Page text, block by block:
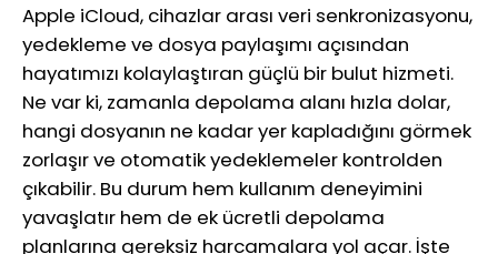
Apple iCloud, cihazlar arası veri senkronizasyonu,
yedekleme ve dosya paylaşımı açısından
hayatımızı kolaylaştıran güçlü bir bulut hizmeti.
Ne var ki, zamanla depolama alanı hızla dolar,
hangi dosyanın ne kadar yer kapladığını görmek
zorlaşır ve otomatik yedeklemeler kontrolden
çıkabilir. Bu durum hem kullanım deneyimini
yavaşlatır hem de ek ücretli depolama
planlarına gereksiz harcamalara yol açar. İşte